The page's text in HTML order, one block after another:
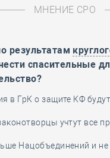
МНЕНИЕ СРО
результатам
спасительные
в ГрК о защите КФ
учтут все
Нацобъединений и не